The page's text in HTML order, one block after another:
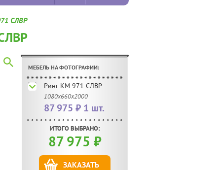
СЛВР
МЕБЕЛЬ НА ФОТОГРАФИИ:
Ринг КМ 971 СЛВР
1080х660х2000
87 975 ₽ 1 шт.
ИТОГО ВЫБРАНО:
87 975 ₽
ЗАКАЗАТЬ